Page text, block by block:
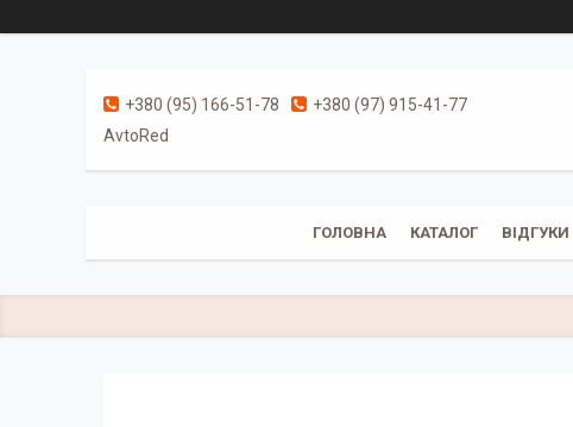
+380 (95) 166-51-78
+380 (97) 915-41-77
AvtoRed
ГОЛОВНА КАТАЛОГ ВІДГУКИ